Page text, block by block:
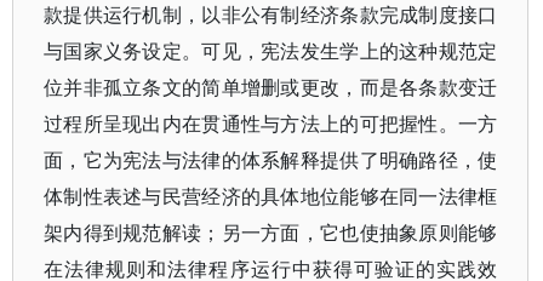
款提供运行机制，以非公有制经济条款完成制度接口
与国家义务设定。可见，宪法发生学上的这种规范定
位并非孤立条文的简单增删或更改，而是各条款变迁
过程所呈现出内在贯通性与方法上的可把握性。一方
面，它为宪法与法律的体系解释提供了明确路径，使
体制性表述与民营经济的具体地位能够在同一法律框
架内得到规范解读；另一方面，它也使抽象原则能够
在法律规则和法律程序运行中获得可验证的实践效